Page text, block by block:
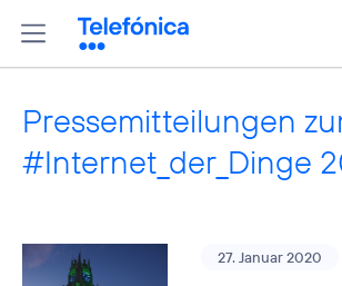
Pressemitteilungen
#Internet_der_Dinge
27. Januar 2020